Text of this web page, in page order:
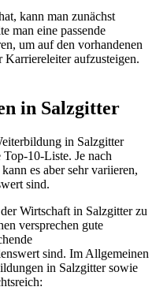
kann man zunächst
man eine passende
um auf den vorhandenen
Karriereleiter aufzusteigen.
in Salzgitter
in Salzgitter
10-Liste. Je nach
es aber sehr variieren,
sind.
Wirtschaft in Salzgitter zu
versprechen gute
sind. Im Allgemeinen
in Salzgitter sowie